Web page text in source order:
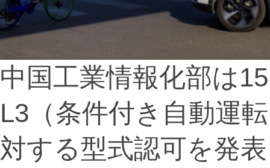
中国工業情報化部は
L3（条件付き自動運
対する型式認可を発